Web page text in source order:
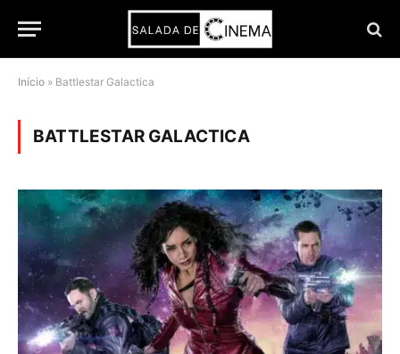
Início » Battlestar Galactica
BATTLESTAR GALACTICA